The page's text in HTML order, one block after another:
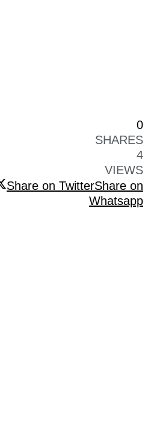
0
SHARES
4
VIEWS
Share on TwitterShare on
Whatsapp